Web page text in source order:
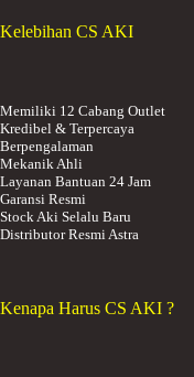
Kelebihan CS AKI
Memiliki 12 Cabang Outlet
Kredibel & Terpercaya
Berpengalaman
Mekanik Ahli
Layanan Bantuan 24 Jam
Garansi Resmi
Stock Aki Selalu Baru
Distributor Resmi Astra
Kenapa Harus CS AKI ?